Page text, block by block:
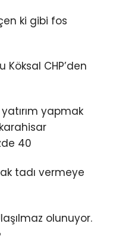
ki gibi fos
CHP’den
yapmak
40
tadı vermeye
olunuyor.